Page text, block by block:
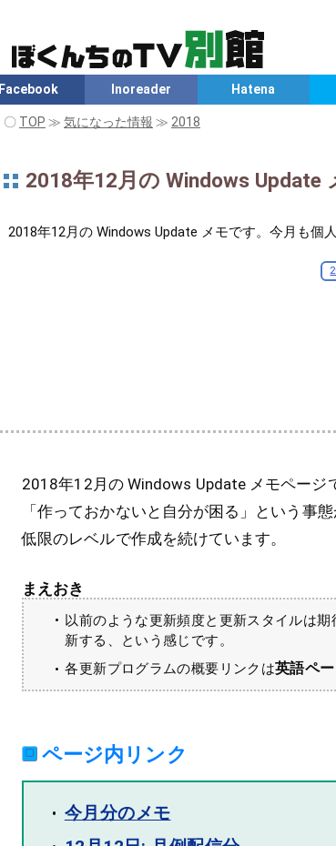
Facebook Inoreader Hatena
〇 TOP ≫ 気になった情報 ≫ 2018
2018年12月の Windows Update
2018年12月の Windows Update メモです。今月も個
2018年12月の Windows Update メモページ
「作っておかないと自分が困る」という事
低限のレベルで作成を続けています。
まえおき
以前のような更新頻度と更新スタイルは
新する、という感じです。
各更新プログラムの概要リンクは英語ペ
ページ内リンク
今月分のメモ